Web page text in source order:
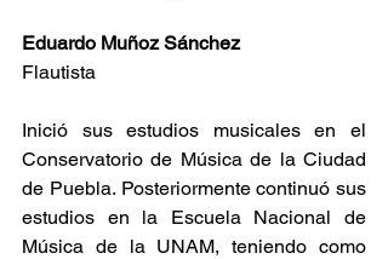
Eduardo Muñoz Sánchez
Flautista
Inició sus estudios musicales en el
Conservatorio de Música de la Ciudad
de Puebla. Posteriormente continuó sus
estudios en la Escuela Nacional de
Música de la UNAM, teniendo como